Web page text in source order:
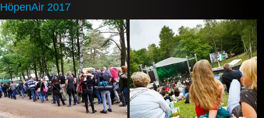
HöpenAir 2017